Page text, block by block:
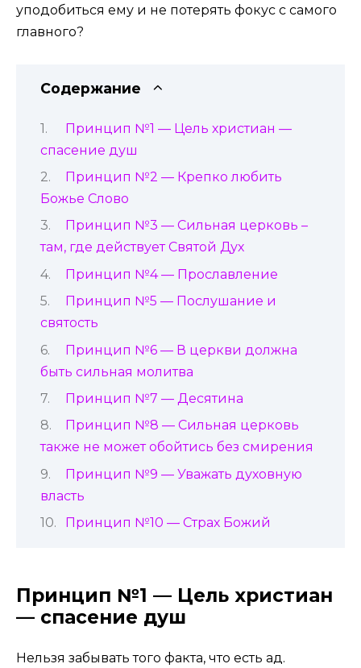
уподобиться ему и не потерять фокус с самого
главного?
Содержание
Принцип №1 — Цель христиан —
спасение душ
Принцип №2 — Крепко любить
Божье Слово
Принцип №3 — Сильная церковь –
там, где действует Святой Дух
Принцип №4 — Прославление
Принцип №5 — Послушание и
святость
Принцип №6 — В церкви должна
быть сильная молитва
Принцип №7 — Десятина
Принцип №8 — Сильная церковь
также не может обойтись без смирения
Принцип №9 — Уважать духовную
власть
Принцип №10 — Страх Божий
Принцип №1 — Цель христиан
— спасение душ
Нельзя забывать того факта, что есть ад.